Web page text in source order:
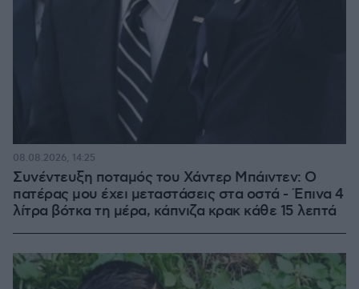
Συνέντευξη ποταμός του Χάντερ Μπάιντεν: Ο
πατέρας μου έχει μεταστάσεις στα οστά - Έπινα 4
λίτρα βότκα τη μέρα, κάπνιζα κρακ κάθε 15 λεπτά
08.08.2026, 14:25